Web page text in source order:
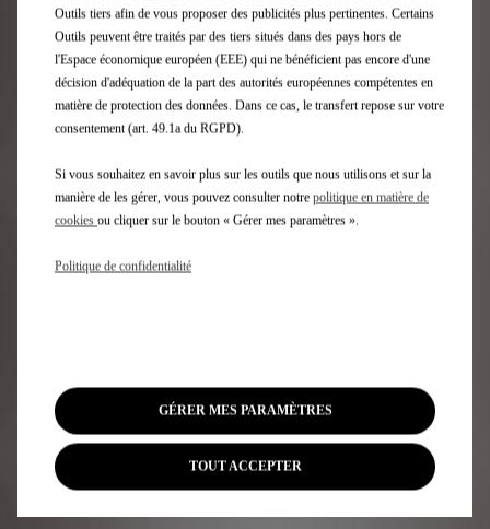
Outils tiers afin de vous proposer des publicités plus pertinentes. Certains
Outils peuvent être traités par des tiers situés dans des pays hors de
l'Espace économique européen (EEE) qui ne bénéficient pas encore d'une
décision d'adéquation de la part des autorités européennes compétentes en
matière de protection des données. Dans ce cas, le transfert repose sur votre
consentement (art. 49.1a du RGPD).
Si vous souhaitez en savoir plus sur les outils que nous utilisons et sur la
manière de les gérer, vous pouvez consulter notre politique en matière de
cookies ou cliquer sur le bouton « Gérer mes paramètres ».
Politique de confidentialité
GÉRER MES PARAMÈTRES
TOUT ACCEPTER